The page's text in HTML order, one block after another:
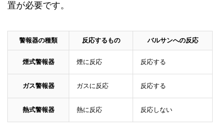
置が必要です。
警報器の種類 反応するもの バルサンへの反応
煙式警報器 煙に反応 反応する
ガス警報器 ガスに反応 反応する
熱式警報器 熱に反応 反応しない